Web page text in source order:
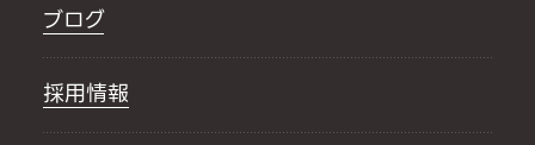
ブログ
採用情報